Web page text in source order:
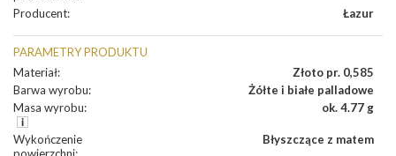
Producent: Łazur
PARAMETRY PRODUKTU
Materiał:
Złoto pr. 0,585
Barwa wyrobu:
Żółte i białe palladowe
Masa wyrobu: ok. 4.77 g
Wykończenie
Błyszczące z matem